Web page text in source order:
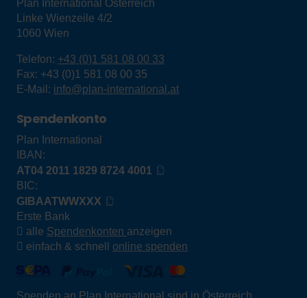
Plan International Österreich
Linke Wienzeile 4/2
1060 Wien
Telefon: +43 (0)1 581 08 00 33
Fax: +43 (0)1 581 08 00 35
E-Mail: info@plan-international.at
Spendenkonto
Plan International
IBAN:
AT04 2011 1829 8724 4001
BIC:
GIBAATWWXXX
Erste Bank
alle Spendenkonten anzeigen
einfach & schnell online spenden
Spenden an Plan International sind in Österreich